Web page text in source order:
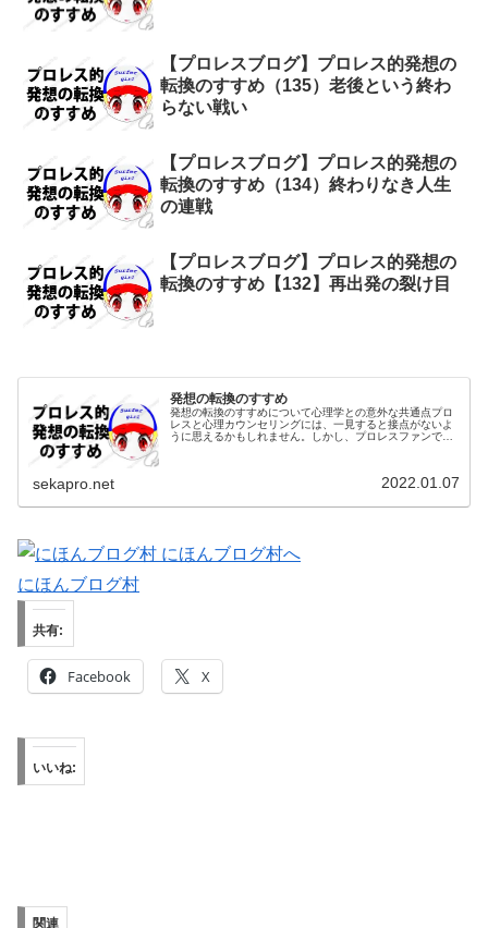
【プロレスブログ】プロレス的発想の
転換のすすめ（135）老後という終わ
らない戦い
【プロレスブログ】プロレス的発想の
転換のすすめ（134）終わりなき人生
の連戦
【プロレスブログ】プロレス的発想の
転換のすすめ【132】再出発の裂け目
発想の転換のすすめ
発想の転換のすすめについて心理学との意外な共通点プロ
レスと心理カウンセリングには、一見すると接点がないよ
うに思えるかもしれません。しかし、プロレスファンであ
sekapro.net 2022.01.07
にほんブログ村
共有:
Facebook X
いいね:
関連